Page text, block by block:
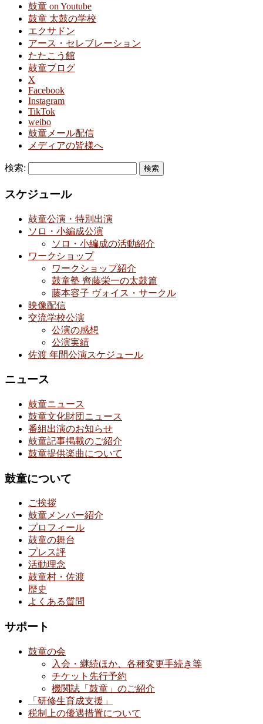
鼓童 on Youtube
鼓童 太鼓の学校
エクサドン
アース・セレブレーション
たたこう館
鼓童ブログ
X
Facebook
Instagram
TikTok
weibo
鼓童メール配信
メディアの皆様へ
検索:
スケジュール
鼓童公演・特別出演
ソロ・小編成公演
ソロ・小編成の活動紹介
ワークショップ
ワークショップ紹介
鼓童塾 齊藤栄一の太鼓篇
藤本容子 ヴォイス・サークル
映像配信
交流学校公演
公演の感想
公演実績
佐渡 年間公演スケジュール
ニュース
鼓童ニュース
鼓童文化財団ニュース
番組出演のお知らせ
鼓童記事掲載のご紹介
鼓童提供楽曲について
鼓童について
ご挨拶
鼓童メンバー紹介
プロフィール
鼓童の舞台
プレス評
活動理念
鼓童村・佐渡
歴史
よくある質問
サポート
鼓童の会
入会・継続ほか、各種変更手続き等
チケット先行予約
機関誌「鼓童」のご紹介
「研修生育成支援」
税制上の優遇措置について